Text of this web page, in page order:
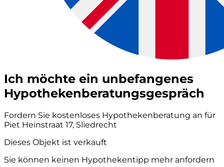
Ich möchte ein unbefangenes
Hypothekenberatungsgespräch
Fordern Sie kostenloses Hypothekenberatung an für
Piet Heinstraat 17, Sliedrecht
Dieses Objekt ist verkauft
Sie können keinen Hypothekentipp mehr anfordern